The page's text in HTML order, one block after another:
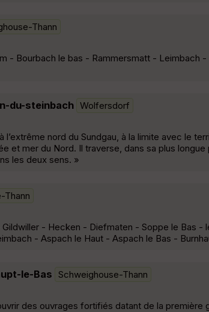
Thann
- Bourbach le bas - Rammersmatt - Leimbach
du-steinbach Wolfersdorf
l’extrême nord du Sundgau, à la limite avec le
et mer du Nord. Il traverse, dans sa plus
les deux sens. »
Thann
- Hecken - Diefmaten - Soppe le Bas
- Aspach le Haut - Aspach le Bas -
le-Bas Schweighouse-Thann
des ouvrages fortifiés datant de la première